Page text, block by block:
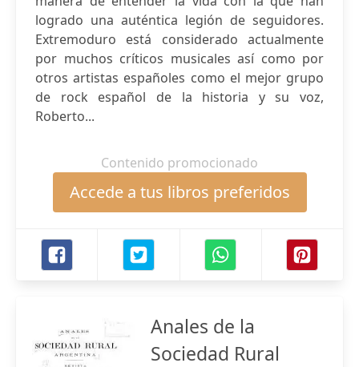
logrado una auténtica legión de seguidores.
Extremoduro está considerado actualmente
por muchos críticos musicales así como por
otros artistas españoles como el mejor grupo
de rock español de la historia y su voz,
Roberto...
Contenido promocionado
Accede a tus libros preferidos
Anales de la
Sociedad Rural